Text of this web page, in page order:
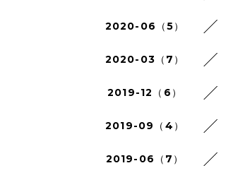
2020-06（5）
2020-03（7）
2019-12（6）
2019-09（4）
2019-06（7）